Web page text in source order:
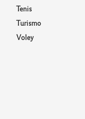
Tenis
Turismo
Voley